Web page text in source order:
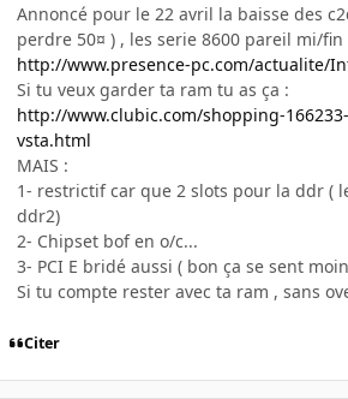
Annoncé pour le 22 avril la baisse des
perdre 50¤ ) , les serie 8600 pareil mi/fin
http://www.presence-pc.com/actualite/
Si tu veux garder ta ram tu as ça :
http://www.clubic.com/shopping-
vsta.html
MAIS :
1- restrictif car que 2 slots pour la ddr (
ddr2)
2- Chipset bof en o/c...
3- PCI E bridé aussi ( bon ça se sent
Si tu compte rester avec ta ram , sans
Citer